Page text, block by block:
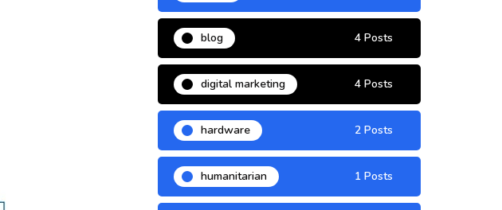
blog 4 Posts
digital marketing 4 Posts
hardware 2 Posts
humanitarian 1 Posts